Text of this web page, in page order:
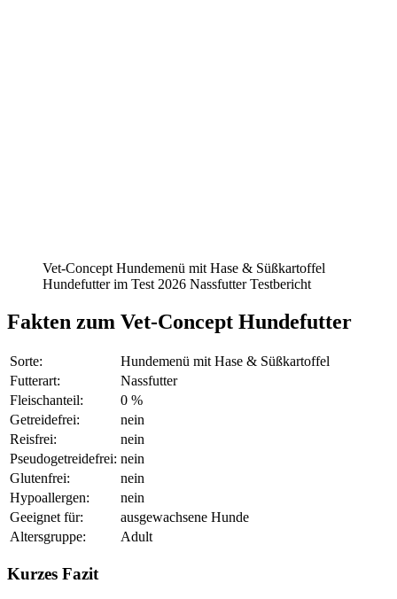
Vet-Concept Hundemenü mit Hase & Süßkartoffel
Hundefutter im Test 2026 Nassfutter Testbericht
Fakten zum Vet-Concept Hundefutter
Sorte:
Hundemenü mit Hase & Süßkartoffel
Futterart:
Nassfutter
Fleischanteil:
0 %
Getreidefrei:
nein
Reisfrei:
nein
Pseudogetreidefrei: nein
Glutenfrei:
nein
Hypoallergen:
nein
Geeignet für:
ausgewachsene Hunde
Altersgruppe:
Adult
Kurzes Fazit